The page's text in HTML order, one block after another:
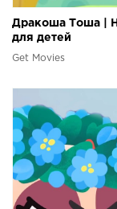
Дракоша Тоша |
для детей
Get Movies